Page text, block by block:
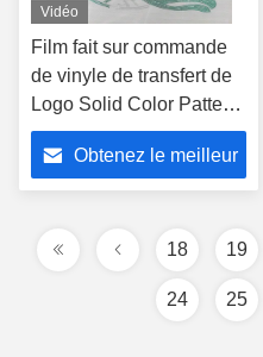
Vidéo
Film fait sur commande
de vinyle de transfert de
Logo Solid Color Pattern
Heat pour Team Clothing
Obtenez le meilleur
18 19
24 25